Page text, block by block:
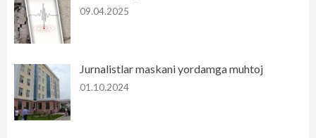
09.04.2025
Jurnalistlar maskani yordamga muhtoj
01.10.2024